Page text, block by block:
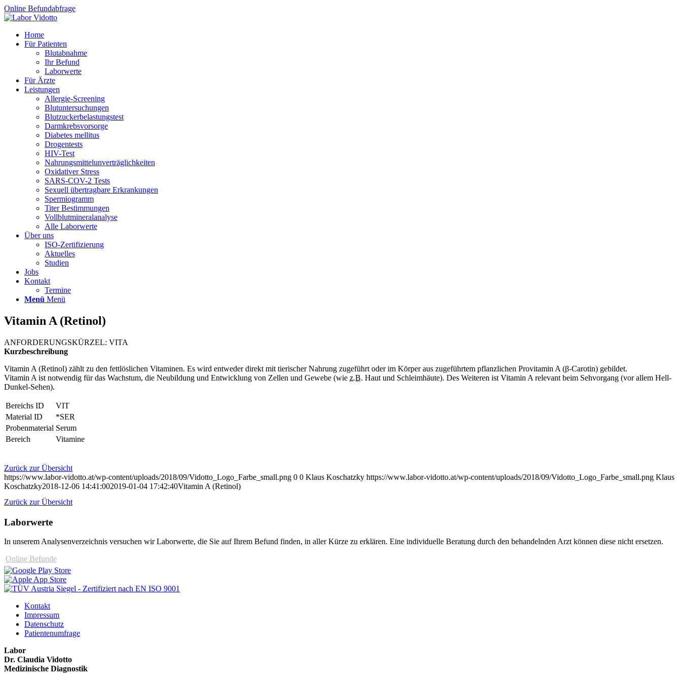
Online Befundabfrage
Home
Für Patienten
Blutabnahme
Ihr Befund
Laborwerte
Für Ärzte
Leistungen
Allergie-Screening
Blutuntersuchungen
Blutzucker­belastungstest
Darmkrebsvorsorge
Diabetes mellitus
Drogentests
HIV-Test
Nahrungsmittel­unverträglichkeiten
Oxidativer Stress
SARS-COV-2 Tests
Sexuell übertragbare Erkrankungen
Spermiogramm
Titer Bestimmungen
Vollblutmineralanalyse
Alle Laborwerte
Über uns
ISO-Zertifizierung
Aktuelles
Studien
Jobs
Kontakt
Termine
Menü Menü
Vitamin A (Retinol)
ANFORDERUNGSKÜRZEL: VITA
Kurzbeschreibung
Vitamin A (Retinol) zählt zu den fettlöslichen Vitaminen. Es wird entweder direkt mit tierischer Nahrung zugeführt oder im Körper aus zugeführtem pflanzlichen Provitamin A (β-Carotin) gebildet.
Vitamin A ist notwendig für das Wachstum, die Neubildung und Entwicklung von Zellen und Gewebe (wie z.B. Haut und Schleimhäute). Des Weiteren ist Vitamin A relevant beim Sehvorgang (vor allem Hell-
Dunkel-Sehen).
Bereichs ID
VIT
Material ID
*SER
Probenmaterial Serum
Bereich
Vitamine
Zurück zur Übersicht
https://www.labor-vidotto.at/wp-content/uploads/2018/09/Vidotto_Logo_Farbe_small.png 0 0 Klaus Koschatzky https://www.labor-vidotto.at/wp-content/uploads/2018/09/Vidotto_Logo_Farbe_small.png Klaus
Koschatzky2018-12-06 14:41:002019-01-04 17:42:40Vitamin A (Retinol)
Zurück zur Übersicht
Laborwerte
In unserem Analysen­verzeichnis versuchen wir Laborwerte, die Sie auf Ihrem Befund finden, in aller Kürze zu erklären. Eine individuelle Beratung durch den behandelnden Arzt können diese nicht ersetzen.
Online Befunde
Kontakt
Impressum
Datenschutz
Patientenumfrage
Labor
Dr. Claudia Vidotto
Medizinische Diagnostik